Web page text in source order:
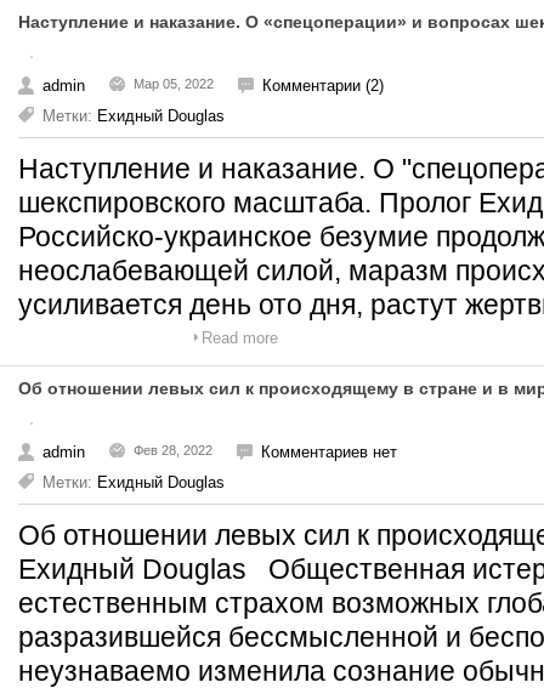
Наступление и наказание. О «спецоперации» и вопросах
admin Мар 05, 2022
Комментарии (2)
Метки: Ехидный Douglas
Наступление и наказание. О
шекспировского масштаба. Пролог
Российско-украинское безумие
неослабевающей силой, маразм
усиливается день ото дня, растут
Read more
Об отношении левых сил к происходящему в стране и в
admin Фев 28, 2022
Комментариев нет
Метки: Ехидный Douglas
Об отношении левых сил к
Ехидный Douglas Общественная
естественным страхом возможных
разразившейся бессмысленной и
неузнаваемо изменила сознание